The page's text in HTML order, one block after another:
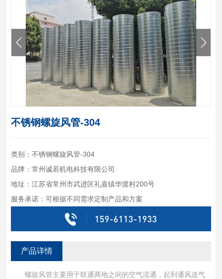
不锈钢螺旋风管-304
类别：不锈钢螺旋风管-304
品牌：常州诚若机电科技有限公司
地址：江苏省常州市武进区礼嘉镇华渡村200号
服务承诺：可根据不同需求定制产品和方案
159-6113-1933
产品详情
螺旋风管主要用于联通两地之间的空气流通，起到通风送气